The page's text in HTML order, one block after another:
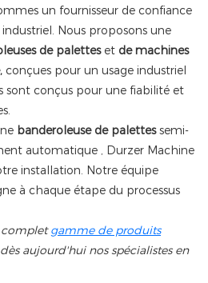
un fournisseur de confiance
Nous proposons une
de palettes et de machines
conçues pour un usage industriel
sont conçus pour une fiabilité et
banderoleuse de palettes semi-
automatique , Durzer Machine
installation. Notre équipe
à chaque étape du processus
complet gamme de produits
aujourd'hui nos spécialistes en